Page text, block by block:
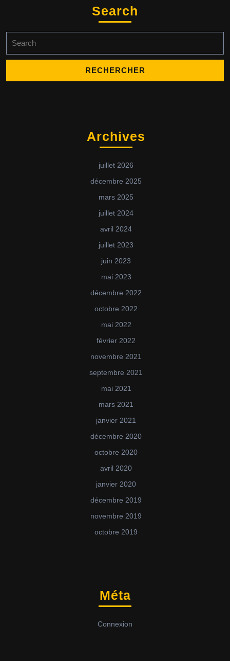
Search
for:
Archives
juillet 2026
décembre 2025
mars 2025
juillet 2024
avril 2024
juillet 2023
juin 2023
mai 2023
décembre 2022
octobre 2022
mai 2022
février 2022
novembre 2021
septembre 2021
mai 2021
mars 2021
janvier 2021
décembre 2020
octobre 2020
avril 2020
janvier 2020
décembre 2019
novembre 2019
octobre 2019
Méta
Connexion